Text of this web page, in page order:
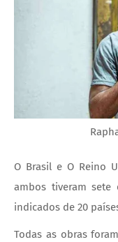
O Brasil e O Reino
ambos tiveram sete
indicados de 20
Todas as obras